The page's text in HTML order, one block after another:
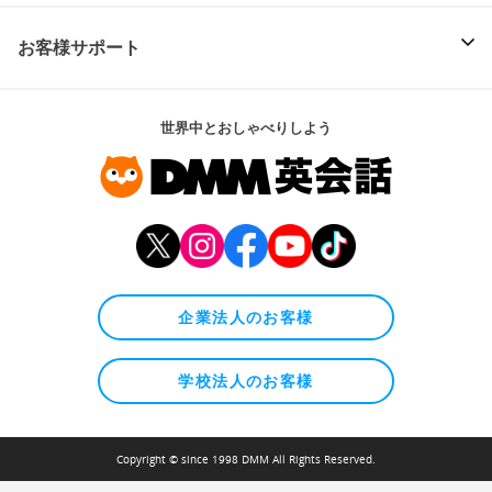
お客様サポート
世界中とおしゃべりしよう
企業法人のお客様
学校法人のお客様
Copyright © since 1998 DMM All Rights Reserved.